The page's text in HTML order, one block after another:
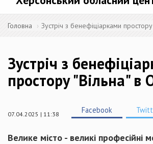
Головна Зустріч з бенефіціарками
Зустріч з
простору "Вільна" в
07.04.2025 | 11:38 Facebook
Велике місто - великі професійні